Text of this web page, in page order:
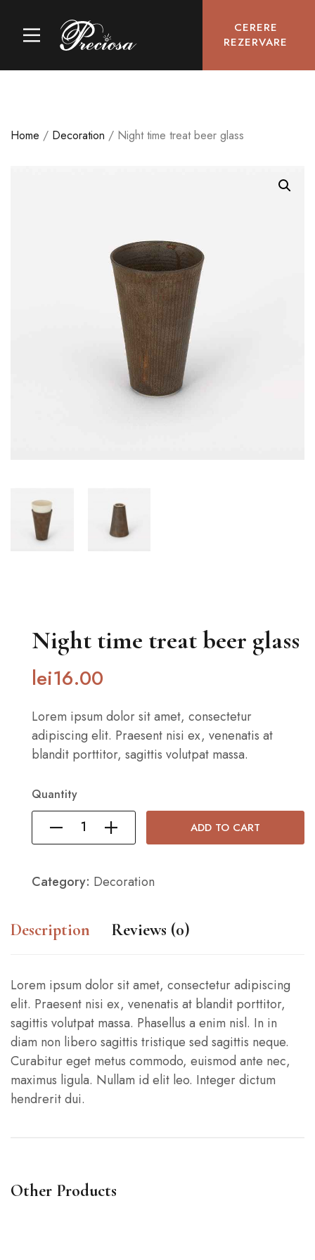
CERERE
REZERVARE
Home / Decoration / Night time treat beer glass
Night time treat beer glass
lei16.00
Lorem ipsum dolor sit amet, consectetur
adipiscing elit. Praesent nisi ex, venenatis at
blandit porttitor, sagittis volutpat massa.
Quantity
ADD TO CART
Category: Decoration
Description Reviews (0)
Lorem ipsum dolor sit amet, consectetur adipiscing
elit. Praesent nisi ex, venenatis at blandit porttitor,
sagittis volutpat massa. Phasellus a enim nisl. In in
diam non libero sagittis tristique sed sagittis neque.
Curabitur eget metus commodo, euismod ante nec,
maximus ligula. Nullam id elit leo. Integer dictum
hendrerit dui.
Other Products